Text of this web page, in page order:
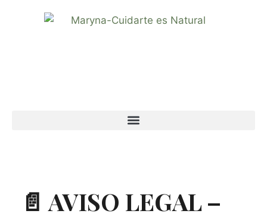
📄 AVISO LEGAL –